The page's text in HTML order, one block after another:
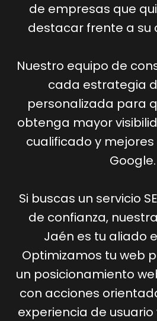
de empresas que
destacar frente a su
Nuestro equipo de
cada estrategia
personalizada para
obtenga mayor
cualificado y
Google.
Si buscas un servicio
de confianza,
Jaén es tu aliado
Optimizamos tu web
un posicionamiento
con acciones
experiencia de